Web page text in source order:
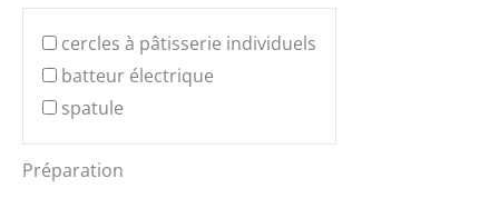
cercles à pâtisserie individuels
batteur électrique
spatule
Préparation